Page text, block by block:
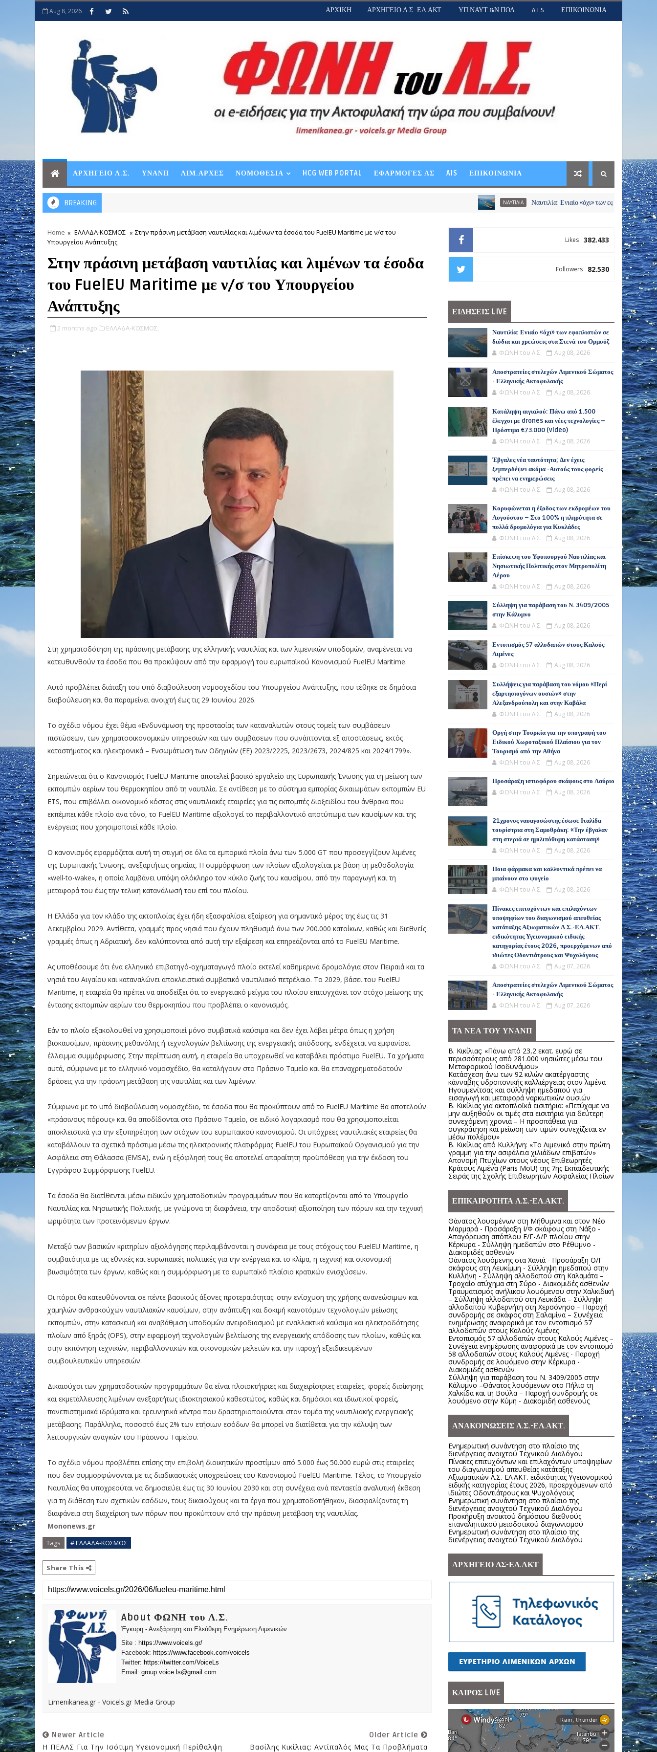
Aug 8, 2026 ΑΡΧΙΚΗ ΑΡΧΗΓΕΙΟ Λ.Σ.-ΕΛ.ΑΚΤ. ΥΠ.ΝΑΥΤ.&Ν.ΠΟΛ. A.I.S. ΕΠΙΚΟΙΝΩΝΙΑ
ΑΡΧΗΓΕΙΟ Λ.Σ. ΥΝΑΝΠ ΛΙΜ.ΑΡΧΕΣ ΝΟΜΟΘΕΣΙΑ HCG WEB PORTAL ΕΦΑΡΜΟΓΕΣ ΛΣ AIS ΕΠΙΚΟΙΝΩΝΙΑ
BREAKING ΝΑΥΤΙΛΙΑ Ναυτιλία: Ενιαίο «όχι» των εφοπλιστών σε διόδια και
Home ΕΛΛΑΔΑ-ΚΟΣΜΟΣ
Στην πράσινη μετάβαση ναυτιλίας και λιμένων τα έσοδα του FuelEU Maritime με ν/σ του
Υπουργείου Ανάπτυξης
Στην πράσινη μετάβαση ναυτιλίας και λιμένων τα έσοδα
του FuelEU Maritime με ν/σ του Υπουργείου
Ανάπτυξης
2 months ago ΕΛΛΑΔΑ-ΚΟΣΜΟΣ,
Στη χρηματοδότηση της πράσινης μετάβασης της ελληνικής ναυτιλίας και των λιμενικών υποδομών, αναμένεται να
κατευθυνθούν τα έσοδα που θα προκύψουν από την εφαρμογή του ευρωπαϊκού Κανονισμού FuelEU Maritime.
Αυτό προβλέπει διάταξη του υπό διαβούλευση νομοσχεδίου του Υπουργείου Ανάπτυξης, που τέθηκε σε δημόσια
διαβούλευση και θα παραμείνει ανοιχτή έως τις 29 Ιουνίου 2026.
Το σχέδιο νόμου έχει θέμα «Ενδυνάμωση της προστασίας των καταναλωτών στους τομείς των συμβάσεων
πιστώσεων, των χρηματοοικονομικών υπηρεσιών και των συμβάσεων που συνάπτονται εξ αποστάσεως, εκτός
καταστήματος και ηλεκτρονικά – Ενσωμάτωση των Οδηγιών (ΕΕ) 2023/2225, 2023/2673, 2024/825 και 2024/1799».
Σημειώνεται ότι ο Κανονισμός FuelEU Maritime αποτελεί βασικό εργαλείο της Ευρωπαϊκής Ένωσης για τη μείωση των
εκπομπών αερίων του θερμοκηπίου από τη ναυτιλία. Σε αντίθεση με το σύστημα εμπορίας δικαιωμάτων εκπομπών EU
ETS, που επιβάλλει οικονομικό κόστος στις ναυτιλιακές εταιρείες για τις εκπομπές διοξειδίου του άνθρακα που
εκπέμπει κάθε πλοίο ανα τόνο, το FuelEU Maritime αξιολογεί το περιβαλλοντικό αποτύπωμα των καυσίμων και της
ενέργειας που χρησιμοποιεί κάθε πλοίο.
Ο κανονισμός εφαρμόζεται αυτή τη στιγμή σε όλα τα εμπορικά πλοία άνω των 5.000 GT που προσεγγίζουν λιμένες
της Ευρωπαϊκής Ένωσης, ανεξαρτήτως σημαίας. Η συμμόρφωση των πλοίων αξιολογείται με βάση τη μεθοδολογία
«well-to-wake», η οποία λαμβάνει υπόψη ολόκληρο τον κύκλο ζωής του καυσίμου, από την παραγωγή και τη
μεταφορά του έως την τελική κατανάλωσή του επί του πλοίου.
Η Ελλάδα για τον κλάδο της ακτοπλοίας έχει ήδη εξασφαλίσει εξαίρεση για σημαντικό μέρος της έως τις 31
Δεκεμβρίου 2029. Αντίθετα, γραμμές προς νησιά που έχουν πληθυσμό άνω των 200.000 κατοίκων, καθώς και διεθνείς
γραμμές όπως η Αδριατική, δεν καλύπτονται από αυτή την εξαίρεση και επηρεάζονται από το FuelEU Maritime.
Ας υποθέσουμε ότι ένα ελληνικό επιβατηγό-οχηματαγωγό πλοίο εκτελεί καθημερινά δρομολόγια στον Πειραιά και τα
νησιά του Αιγαίου και καταναλώνει αποκλειστικά συμβατικό ναυτιλιακό πετρέλαιο. Το 2029, βάσει του FuelEU
Maritime, η εταιρεία θα πρέπει να αποδείξει ότι το ενεργειακό μείγμα του πλοίου επιτυγχάνει τον στόχο μείωσης της
έντασης εκπομπών αερίων του θερμοκηπίου που προβλέπει ο κανονισμός.
Εάν το πλοίο εξακολουθεί να χρησιμοποιεί μόνο συμβατικά καύσιμα και δεν έχει λάβει μέτρα όπως η χρήση
βιοκαυσίμων, πράσινης μεθανόλης ή τεχνολογιών βελτίωσης της ενεργειακής απόδοσης, ενδέχεται να εμφανίσει
έλλειμμα συμμόρφωσης. Στην περίπτωση αυτή, η εταιρεία θα υποχρεωθεί να καταβάλει πρόστιμο FuelEU. Τα χρήματα
αυτά, σύμφωνα με το ελληνικό νομοσχέδιο, θα καταλήγουν στο Πράσινο Ταμείο και θα επαναχρηματοδοτούν
δράσεις για την πράσινη μετάβαση της ναυτιλίας και των λιμένων.
Σύμφωνα με το υπό διαβούλευση νομοσχέδιο, τα έσοδα που θα προκύπτουν από το FuelEU Maritime θα αποτελούν
«πράσινους πόρους» και θα αποδίδονται στο Πράσινο Ταμείο, σε ειδικό λογαριασμό που θα χρησιμοποιείται
αποκλειστικά για την εξυπηρέτηση των στόχων του ευρωπαϊκού κανονισμού. Οι υπόχρεες ναυτιλιακές εταιρείες θα
καταβάλλουν τα σχετικά πρόστιμα μέσω της ηλεκτρονικής πλατφόρμας FuelEU του Ευρωπαϊκού Οργανισμού για την
Ασφάλεια στη Θάλασσα (EMSA), ενώ η εξόφλησή τους θα αποτελεί απαραίτητη προϋπόθεση για την έκδοση του
Εγγράφου Συμμόρφωσης FuelEU.
Τα έσοδα θα διατίθενται μέσω ειδικών χρηματοδοτικών προγραμμάτων που θα καταρτίζονται από το Υπουργείο
Ναυτιλίας και Νησιωτικής Πολιτικής, με γνώμονα τη διαφάνεια, την αποδοτική αξιοποίηση των πόρων και την τεχνική
ωριμότητα των προτεινόμενων έργων.
Μεταξύ των βασικών κριτηρίων αξιολόγησης περιλαμβάνονται η συνάφεια με τους στόχους του FuelEU Maritime, η
συμβατότητα με τις εθνικές και ευρωπαϊκές πολιτικές για την ενέργεια και το κλίμα, η τεχνική και οικονομική
βιωσιμότητα των έργων, καθώς και η συμμόρφωση με το ευρωπαϊκό πλαίσιο κρατικών ενισχύσεων.
Οι πόροι θα κατευθύνονται σε πέντε βασικούς άξονες προτεραιότητας: στην ενίσχυση της χρήσης ανανεώσιμων και
χαμηλών ανθρακούχων ναυτιλιακών καυσίμων, στην ανάπτυξη και δοκιμή καινοτόμων τεχνολογιών μείωσης
εκπομπών, στην κατασκευή και αναβάθμιση υποδομών ανεφοδιασμού με εναλλακτικά καύσιμα και ηλεκτροδότησης
πλοίων από ξηράς (OPS), στην εφαρμογή τεχνολογιών βελτίωσης της ενεργειακής απόδοσης των πλοίων, καθώς και
στην εκπόνηση τεχνικών, περιβαλλοντικών και οικονομικών μελετών και την παροχή εξειδικευμένων
συμβουλευτικών υπηρεσιών.
Δικαιούχοι των χρηματοδοτικών προγραμμάτων θα είναι πλοιοκτήτριες και διαχειρίστριες εταιρείες, φορείς διοίκησης
και εκμετάλλευσης λιμένων ανεξαρτήτως ιδιοκτησιακού καθεστώτος, καθώς και δημόσιοι και ιδιωτικοί φορείς,
πανεπιστημιακά ιδρύματα και ερευνητικά κέντρα που δραστηριοποιούνται στον τομέα της ναυτιλιακής ενεργειακής
μετάβασης. Παράλληλα, ποσοστό έως 2% των ετήσιων εσόδων θα μπορεί να διατίθεται για την κάλυψη των
λειτουργικών αναγκών του Πράσινου Ταμείου.
Το σχέδιο νόμου προβλέπει επίσης την επιβολή διοικητικών προστίμων από 5.000 έως 50.000 ευρώ στις εταιρείες
που δεν συμμορφώνονται με τις διαδικαστικές υποχρεώσεις του Κανονισμού FuelEU Maritime. Τέλος, το Υπουργείο
Ναυτιλίας θα υποχρεούται να δημοσιεύει έως τις 30 Ιουνίου 2030 και στη συνέχεια ανά πενταετία αναλυτική έκθεση
για τη διάθεση των σχετικών εσόδων, τους δικαιούχους και τα έργα που χρηματοδοτήθηκαν, διασφαλίζοντας τη
διαφάνεια στη διαχείριση των πόρων που προκύπτουν από την πράσινη μετάβαση της ναυτιλίας.
Mononews.gr
Tags # ΕΛΛΑΔΑ-ΚΟΣΜΟΣ
Share This
About ΦΩΝΗ του Λ.Σ.
Έγκυρη - Ανεξάρτητη και Ελεύθερη Ενημέρωση Λιμενικών
Site : https://www.voicels.gr/
Facebook: https://www.facebook.com/voicels
Twitter: https://twitter.com/VoiceLs
Email: group.voice.ls@gmail.com
Limenikanea.gr - Voicels.gr Media Group
Newer Article
Η ΠΕΑΛΣ Για Την Ισότιμη Υγειονομική Περίθαλψη
Older Article
Βασίλης Κικίλιας: Αντίπαλός Μας Τα Προβλήματα
382.433
Likes
82.530
Followers
ΕΙΔΗΣΕΙΣ LIVE
Ναυτιλία: Ενιαίο «όχι» των εφοπλιστών σε
διόδια και χρεώσεις στα Στενά του Ορμούζ
ΦΩΝΗ του Λ.Σ. Aug 08, 2026
Αποστρατείες στελεχών Λιμενικού Σώματος
- Ελληνικής Ακτοφυλακής
ΦΩΝΗ του Λ.Σ. Aug 08, 2026
Κατάληψη αιγιαλού: Πάνω από 1.500
έλεγχοι με drones και νέες τεχνολογίες –
Πρόστιμα €73.000 (video)
ΦΩΝΗ του Λ.Σ. Aug 08, 2026
Έβγαλες νέα ταυτότητα; Δεν έχεις
ξεμπερδέψει ακόμα -Αυτούς τους φορείς
πρέπει να ενημερώσεις
ΦΩΝΗ του Λ.Σ. Aug 08, 2026
Κορυφώνεται η έξοδος των εκδρομέων του
Αυγούστου – Στο 100% η πληρότητα σε
πολλά δρομολόγια για Κυκλάδες
ΦΩΝΗ του Λ.Σ. Aug 08, 2026
Επίσκεψη του Υφυπουργού Ναυτιλίας και
Νησιωτικής Πολιτικής στον Μητροπολίτη
Λέρου
ΦΩΝΗ του Λ.Σ. Aug 08, 2026
Σύλληψη για παράβαση του Ν. 3409/2005
στην Κάλυμνο
ΦΩΝΗ του Λ.Σ. Aug 08, 2026
Εντοπισμός 57 αλλοδαπών στους Καλούς
Λιμένες
ΦΩΝΗ του Λ.Σ. Aug 08, 2026
Συλλήψεις για παράβαση του νόμου «Περί
εξαρτησιογόνων ουσιών» στην
Αλεξανδρούπολη και στην Καβάλα
ΦΩΝΗ του Λ.Σ. Aug 08, 2026
Οργή στην Τουρκία για την υπογραφή του
Ειδικού Χωροταξικού Πλαίσιου για τον
Τουρισμό από την Αθήνα
ΦΩΝΗ του Λ.Σ. Aug 08, 2026
Προσάραξη ιστιοφόρου σκάφους στο Λαύριο
ΦΩΝΗ του Λ.Σ. Aug 08, 2026
21χρονος ναυαγοσώστης έσωσε Ιταλίδα
τουρίστρια στη Σαμοθράκη: «Την έβγαλαν
στη στεριά σε ημιλιπόθυμη κατάσταση»
ΦΩΝΗ του Λ.Σ. Aug 08, 2026
Ποια φάρμακα και καλλυντικά πρέπει να
μπαίνουν στο ψυγείο
ΦΩΝΗ του Λ.Σ. Aug 08, 2026
Πίνακες επιτυχόντων και επιλαχόντων
υποψηφίων του διαγωνισμού απευθείας
κατάταξης Αξιωματικών Λ.Σ.-ΕΛ.ΑΚΤ.
ειδικότητας Υγειονομικού ειδικής
κατηγορίας έτους 2026, προερχόμενων από
ιδιώτες Οδοντιάτρους και Ψυχολόγους
ΦΩΝΗ του Λ.Σ. Aug 07, 2026
Αποστρατείες στελεχών Λιμενικού Σώματος
- Ελληνικής Ακτοφυλακής
ΦΩΝΗ του Λ.Σ. Aug 07, 2026
ΤΑ ΝΕΑ ΤΟΥ ΥΝΑΝΠ
Β. Κικίλιας: «Πάνω από 23,2 εκατ. ευρώ σε
περισσότερους από 281.000 νησιώτες μέσω του
Μεταφορικού Ισοδυνάμου»
Κατάσχεση άνω των 92 κιλών ακατέργαστης
κάνναβης υδροπονικής καλλιέργειας στον λιμένα
Ηγουμενίτσας και σύλληψη ημεδαπού για
εισαγωγή και μεταφορά ναρκωτικών ουσιών
Β. Κικίλιας για ακτοπλοϊκά εισιτήρια: «Πετύχαμε να
μην αυξηθούν οι τιμές στα εισιτήρια για δεύτερη
συνεχόμενη χρονιά – Η προσπάθεια για
συγκράτηση και μείωση των τιμών συνεχίζεται εν
μέσω πολέμου»
Β. Κικίλιας από Κυλλήνη: «Το Λιμενικό στην πρώτη
γραμμή για την ασφάλεια χιλιάδων επιβατών»
Απονομή Πτυχίων στους νέους Επιθεωρητές
Κράτους Λιμένα (Paris MoU) της 7ης Εκπαιδευτικής
Σειράς της Σχολής Επιθεωρητών Ασφαλείας Πλοίων
ΕΠΙΚΑΙΡΟΤΗΤΑ Λ.Σ.-ΕΛ.ΑΚΤ.
Θάνατος λουομένων στη Μήθυμνα και στον Νέο
Μαρμαρά - Προσάραξη Ι/Φ σκάφους στη Νάξο -
Απαγόρευση απόπλου Ε/Γ-Δ/Ρ πλοίου στην
Κέρκυρα - Σύλληψη ημεδαπών στο Ρέθυμνο -
Διακομιδές ασθενών
Θάνατος λουόμενης στα Χανιά - Προσάραξη Θ/Γ
σκάφους στη Λευκίμμη - Σύλληψη ημεδαπού στην
Κυλλήνη - Σύλληψη αλλοδαπού στη Καλαμάτα –
Τροχαίο ατύχημα στη Σύρο - Διακομιδές ασθενών
Τραυματισμός ανήλικου λουόμενου στην Χαλκιδική
– Σύλληψη αλλοδαπού στη Λευκάδα – Σύλληψη
αλλοδαπού Κυβερνήτη στη Χερσόνησο – Παροχή
συνδρομής σε σκάφος στη Σαλαμίνα – Συνέχεια
ενημέρωσης αναφορικά με τον εντοπισμό 57
αλλοδαπών στους Καλούς Λιμένες
Εντοπισμός 57 αλλοδαπών στους Καλούς Λιμένες –
Συνέχεια ενημέρωσης αναφορικά με τον εντοπισμό
58 αλλοδαπών στους Καλούς Λιμένες - Παροχή
συνδρομής σε λουόμενο στην Κέρκυρα -
Διακομιδές ασθενών
Σύλληψη για παράβαση του Ν. 3409/2005 στην
Κάλυμνο –Θάνατος λουόμενων στο Πήλιο τη
Χαλκίδα και τη Βούλα – Παροχή συνδρομής σε
λουόμενο στην Κύμη - Διακομιδή ασθενούς
ΑΝΑΚΟΙΝΩΣΕΙΣ Λ.Σ.-ΕΛ.ΑΚΤ.
Ενημερωτική συνάντηση στο πλαίσιο της
διενέργειας ανοιχτού Τεχνικού Διαλόγου
Πίνακες επιτυχόντων και επιλαχόντων υποψηφίων
του διαγωνισμού απευθείας κατάταξης
Αξιωματικών Λ.Σ.-ΕΛ.ΑΚΤ. ειδικότητας Υγειονομικού
ειδικής κατηγορίας έτους 2026, προερχόμενων από
ιδιώτες Οδοντιάτρους και Ψυχολόγους
Ενημερωτική συνάντηση στο πλαίσιο της
διενέργειας ανοιχτού Τεχνικού Διαλόγου
Προκήρυξη ανοικτού δημόσιου διεθνούς
επαναληπτικού μειοδοτικού διαγωνισμού
Ενημερωτική συνάντηση στο πλαίσιο της
διενέργειας ανοιχτού Τεχνικού Διαλόγου
ΑΡΧΗΓΕΙΟ ΛΣ-ΕΛ.ΑΚΤ
ΚΑΙΡΟΣ LIVE